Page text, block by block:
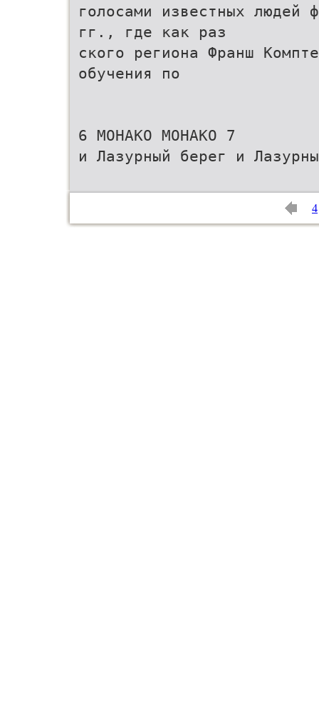
голосами известных людей
гг., где как раз
ского региона Франш
обучения по
6 МОНАКО МОНАКО 7
и Лазурный берег и
4